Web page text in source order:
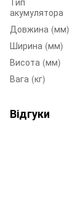
акумулятора
Довжина (мм)
Ширина (мм)
Висота (мм)
Вага (кг)
Відгуки